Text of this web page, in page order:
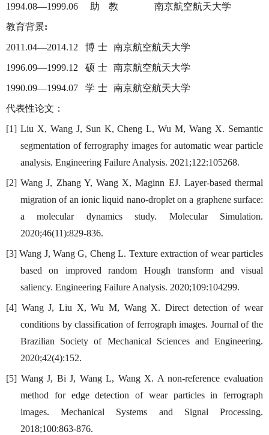
1994.08—1999.06 助 教 南京航空航天大学
教育背景:
2011.04—2014.12 博 士 南京航空航天大学
1996.09—1999.12 硕 士 南京航空航天大学
1990.09—1994.07 学 士 南京航空航天大学
代表性论文：
[1] Liu X, Wang J, Sun K, Cheng L, Wu M, Wang X. Semantic
segmentation of ferrography images for automatic wear particle
analysis. Engineering Failure Analysis. 2021;122:105268.
[2] Wang J, Zhang Y, Wang X, Maginn EJ. Layer-based thermal
migration of an ionic liquid nano-droplet on a graphene surface:
a molecular dynamics study. Molecular Simulation.
2020;46(11):829-836.
[3] Wang J, Wang G, Cheng L. Texture extraction of wear particles
based on improved random Hough transform and visual
saliency. Engineering Failure Analysis. 2020;109:104299.
[4] Wang J, Liu X, Wu M, Wang X. Direct detection of wear
conditions by classification of ferrograph images. Journal of the
Brazilian Society of Mechanical Sciences and Engineering.
2020;42(4):152.
[5] Wang J, Bi J, Wang L, Wang X. A non-reference evaluation
method for edge detection of wear particles in ferrograph
images. Mechanical Systems and Signal Processing.
2018;100:863-876.